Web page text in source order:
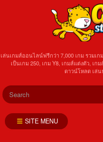
เล่นเกมส์ออนไลน์ฟรีกว่า 7,000 เกม รวมเ
เป็นเกม 250, เกม Y8, เกมส์แต่งตัว, เ
ดาวน์โหลด เล่
SITE MENU